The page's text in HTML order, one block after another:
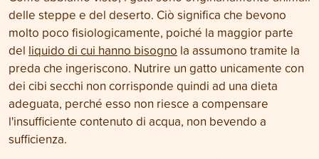
delle steppe e del deserto. Ciò significa che bevono
molto poco fisiologicamente, poiché la maggior parte
del liquido di cui hanno bisogno la assumono tramite la
preda che ingeriscono. Nutrire un gatto unicamente con
dei cibi secchi non corrisponde quindi ad una dieta
adeguata, perché esso non riesce a compensare
l'insufficiente contenuto di acqua, non bevendo a
sufficienza.